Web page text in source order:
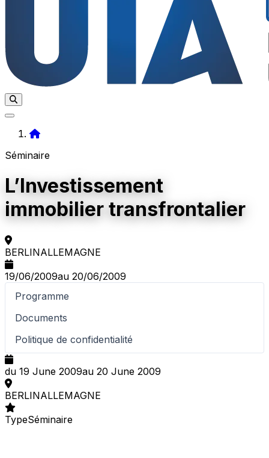
Séminaire
L’Investissement
immobilier transfrontalier
BERLINALLEMAGNE
19/06/2009au 20/06/2009
Programme
Documents
Politique de confidentialité
du 19 June 2009au 20 June 2009
BERLINALLEMAGNE
TypeSéminaire